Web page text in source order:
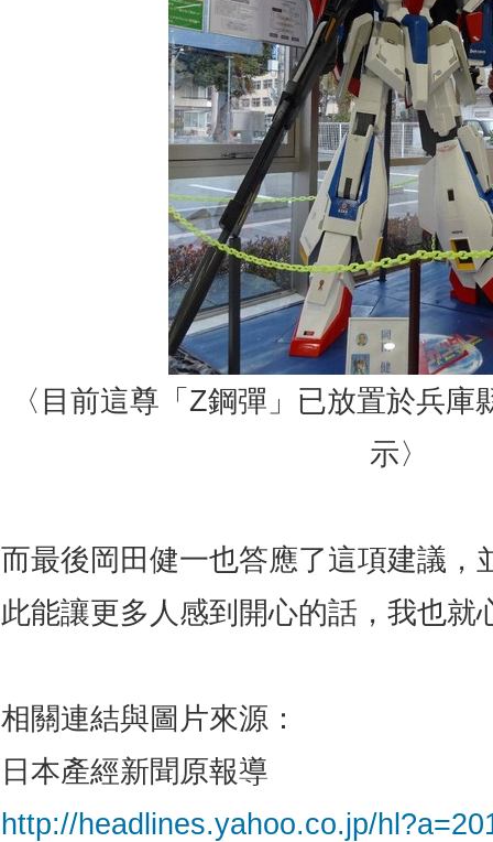
〈目前這尊「Z鋼彈」已放置於兵
示〉
而最後岡田健一也答應了這項建議，
此能讓更多人感到開心的話，我也就
相關連結與圖片來源：
日本產經新聞原報導
http://headlines.yahoo.co.jp/